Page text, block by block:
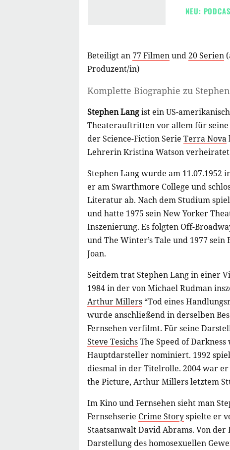
NEU:
Beteiligt an 77 Filmenund20 Serien
Produzent/in)
Komplette Biographie zu
Stephen Langist ein US-
Theaterauftritten vor allem für seine
der Science-Fiction Serie Terra Nova
Lehrerin Kristina Watson
Stephen Lang wurde am 11.07.1952
er am Swarthmore College und
Literatur ab. Nach dem Studium
und hatte 1975 sein New Yorker
Inszenierung. Es folgten Off-
und The Winter’s Tale und 1977
Joan.
Seitdem trat Stephen Lang in einer
1984 in der von Michael Rudman
Arthur Millers “Tod eines
wurde anschließend in derselben
Fernsehen verfilmt. Für seine
Steve TesichsThe Speed of
Hauptdarsteller nominiert. 1992
diesmal in der Titelrolle. 2004 war
the Picture, Arthur Millers letztem
Im Kino und Fernsehen sieht man
Fernsehserie Crime Storyspielte er
Staatsanwalt David Abrams. Von
Darstellung des homosexuellen